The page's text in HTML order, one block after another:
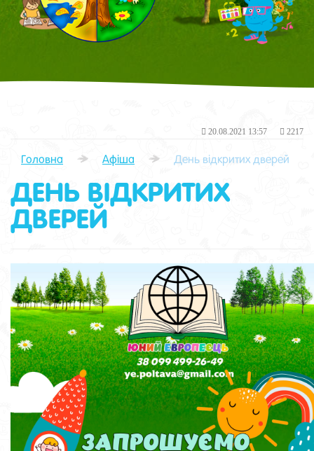
20.08.2021 13:57 2217
Головна Афіша День відкритих дверей
ДЕНЬ ВІДКРИТИХ
ДВЕРЕЙ